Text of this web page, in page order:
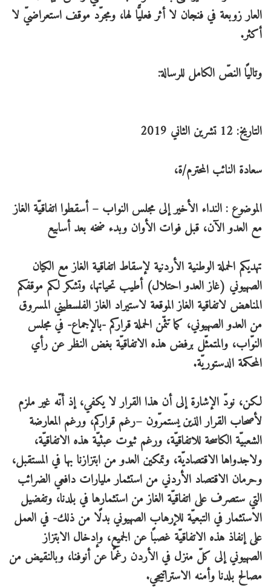
العار زوبعة في فنجان لا أثر فعليًّا لها، ومجرّد موقف استعراضيّ لا
أكثر.
وتاليًا النصّ الكامل للرسالة:
التاريخ: 12 تشرين الثاني 2019
سعادة النائب المحترم/ة،
الموضوع : النداء الأخير إلى مجلس النواب – أسقطوا اتفاقيّة الغاز
مع العدو الآن، قبل فوات الأوان وبدء ضخه بعد أسابيع
تهديكم الحملة الوطنية الأردنية لإسقاط اتفاقية الغاز مع الكيان
الصهيوني (غاز العدو احتلال) أطيب تحياتها، وتشكر لكم موقفكم
المناهض لاتفاقية الغاز الموقعة لاستيراد الغاز الفلسطيني المسروق
من العدو الصهيوني، كما تثمّن الحملة قراركم -بالإجماع- في مجلس
النوّاب، والمتمثّل برفض هذه الاتفاقيّة بغض النظر عن رأي
المحكمة الدستوريّة.
لكن، نودّ الإشارة إلى أن هذا القرار لا يكفي، إذ أنّه غير ملزم
لأصحاب القرار الذين يستمرّون –رغم قراركم، ورغم المعارضة
الشعبيّة الكاسحة للاتفاقيّة، ورغم ثبوت عبثيّة هذه الاتفاقيّة،
ولاجدواها الاقتصاديّة، وتمكين العدو من ابتزازنا بها في المستقبل،
وحرمان الاقتصاد الأردني من استثمار مليارات دافعي الضرائب
التي ستصرف على اتفاقيّة الغاز من استثمارها في بلدنا، وتفضيل
الاستثمار في التبعيّة للإرهاب الصهيوني بدلًا من ذلك- في العمل
على إنفاذ هذه الاتفاقيّة غصبًا عن الجميع، وإدخال الابتزاز
الصهيوني إلى كلّ منزل في الأردن رغمًا عن أنوفنا، وبالنقيض من
مصالح بلدنا وأمنه الاستراتيجي.